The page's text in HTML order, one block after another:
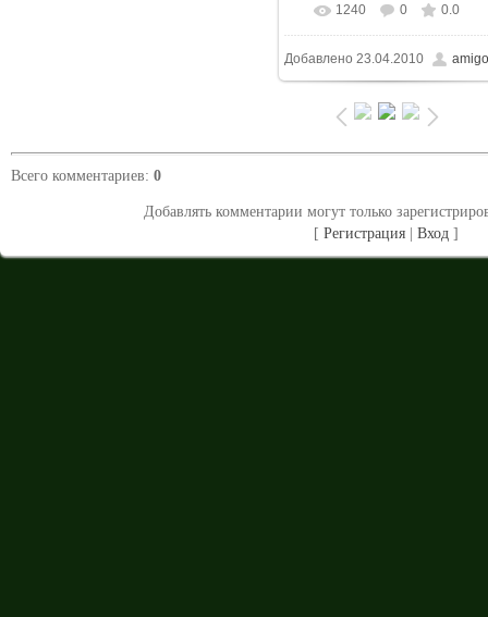
В реальном размере
1024x687/ 215.0Kb
1240 0 0.0
Добавлено 23.04.2010 amigo
Всего комментариев: 0
Добавлять комментарии могут только
[Регистрация |Вход ]